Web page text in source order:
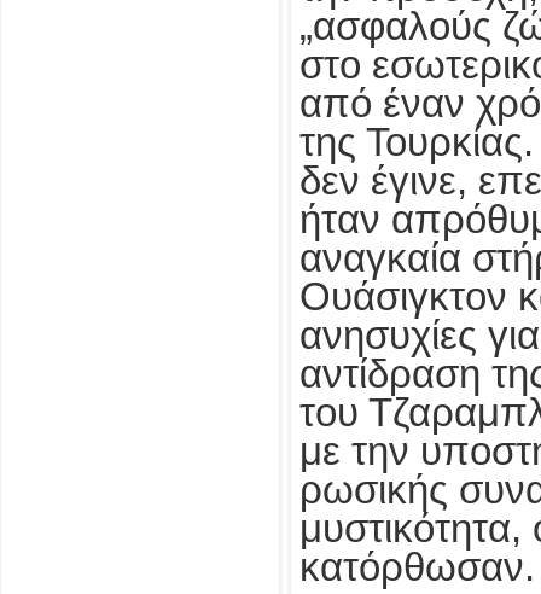
„ασφαλούς
στο
από έναν
της
δεν έγινε,
ήταν
αναγκαία
Ουάσιγκτον
ανησυχίες
αντίδραση
του
με την
ρωσικής
μυστικότητα,
κατόρθωσαν.